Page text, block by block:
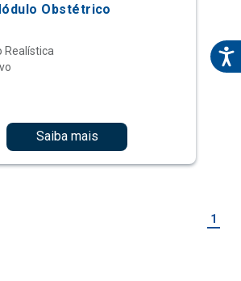
Obstétrico
Realística
Saiba mais
1